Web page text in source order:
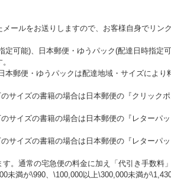
ールをお送りしますので、お客様自身でリン
可能)、日本郵便・ゆうパック(配達日時指定
郵便・ゆうパックは配達地域・サイズによ
サイズの書籍の場合は日本郵便の『クリック
サイズの書籍の場合は日本郵便の『レターパ
サイズの書籍の場合は日本郵便の『レターパ
。通常の宅急便の料金に加え「代引き手数料
満が\990、\100,000以上\300,000未満が\1,430